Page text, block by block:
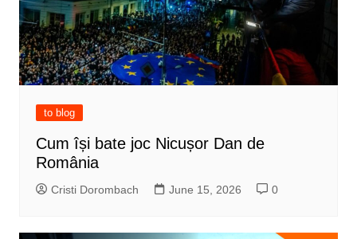
to blog
Cum își bate joc Nicușor Dan de
România
Cristi Dorombach June 15, 2026 0